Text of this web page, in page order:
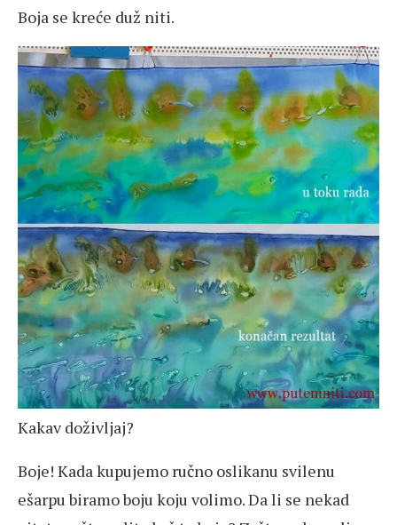
Boja se kreće duž niti.
Kakav doživljaj?
Boje! Kada kupujemo ručno oslikanu svilenu
ešarpu biramo boju koju volimo. Da li se nekad